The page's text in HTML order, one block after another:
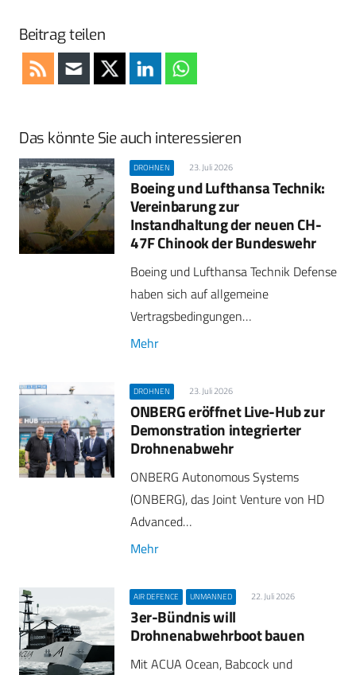
Beitrag teilen
Das könnte Sie auch interessieren
DROHNEN 23. Juli 2026
Boeing und Lufthansa Technik:
Vereinbarung zur
Instandhaltung der neuen CH-
47F Chinook der Bundeswehr
Boeing und Lufthansa Technik Defense
haben sich auf allgemeine
Vertragsbedingungen…
Mehr
DROHNEN 23. Juli 2026
ONBERG eröffnet Live-Hub zur
Demonstration integrierter
Drohnenabwehr
ONBERG Autonomous Systems
(ONBERG), das Joint Venture von HD
Advanced…
Mehr
AIR DEFENCE UNMANNED 22. Juli 2026
3er-Bündnis will
Drohnenabwehrboot bauen
Mit ACUA Ocean, Babcock und